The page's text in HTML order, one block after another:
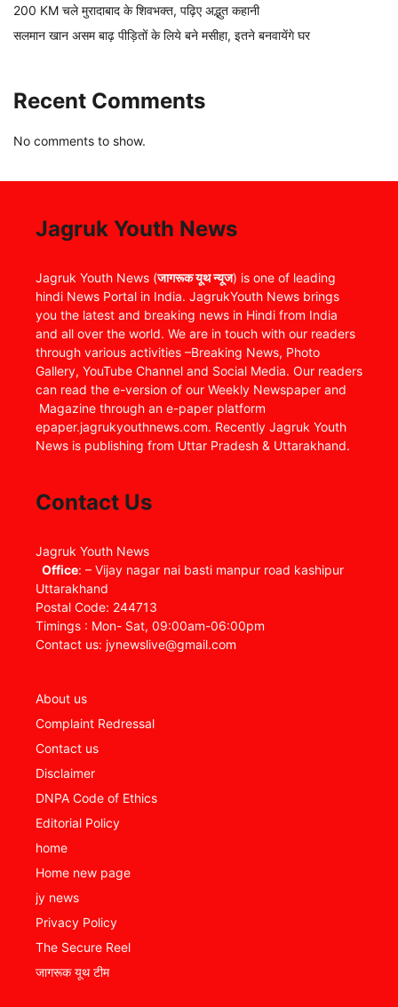
200 KM चले मुरादाबाद के शिवभक्त, पढ़िए अद्भुत कहानी
सलमान खान असम बाढ़ पीड़ितों के लिये बने मसीहा, इतने बनवायेंगे घर
Recent Comments
No comments to show.
Jagruk Youth News
Jagruk Youth News (जागरूक यूथ न्यूज) is one of leading
hindi News Portal in India. JagrukYouth News brings
you the latest and breaking news in Hindi from India
and all over the world. We are in touch with our readers
through various activities –Breaking News, Photo
Gallery, YouTube Channel and Social Media. Our readers
can read the e-version of our Weekly Newspaper and
Magazine through an e-paper platform
epaper.jagrukyouthnews.com. Recently Jagruk Youth
News is publishing from Uttar Pradesh & Uttarakhand.
Contact Us
Jagruk Youth News
Office: – Vijay nagar nai basti manpur road kashipur
Uttarakhand
Postal Code: 244713
Timings : Mon- Sat, 09:00am-06:00pm
Contact us: jynewslive@gmail.com
About us
Complaint Redressal
Contact us
Disclaimer
DNPA Code of Ethics
Editorial Policy
home
Home new page
jy news
Privacy Policy
The Secure Reel
जागरूक यूथ टीम